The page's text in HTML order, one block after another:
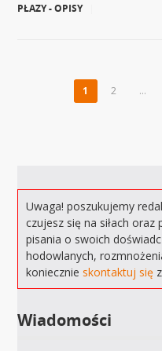
PŁAZY - OPISY
1 2 …
Uwaga! poszukujemy
czujesz się na siłach oraz
pisania o swoich
hodowlanych,
koniecznieskontaktuj się
Wiadomości